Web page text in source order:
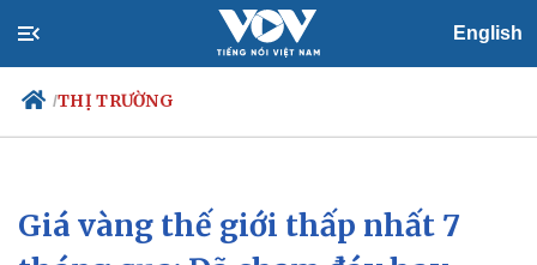
English
/THỊ TRƯỜNG
Chính trị
Đảng
Xã hội
Tin 24h
Giá vàng thế giới thấp nhất 7